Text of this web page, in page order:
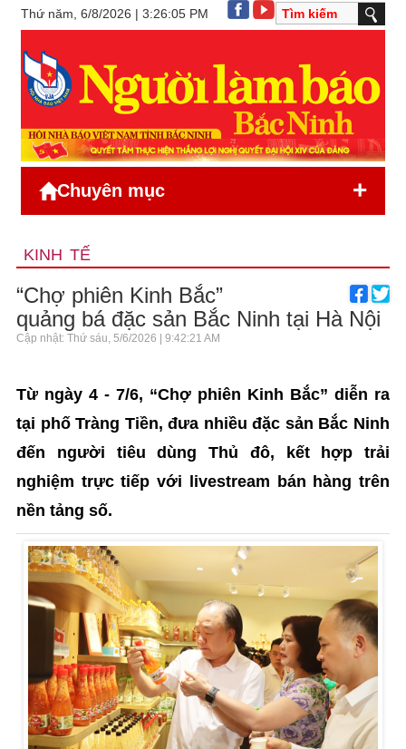
Thứ năm, 6/8/2026 | 3:26:05 PM
Chuyên mục +
KINH TẾ
“Chợ phiên Kinh Bắc”
quảng bá đặc sản Bắc Ninh tại Hà Nội
Cập nhật: Thứ sáu, 5/6/2026 | 9:42:21 AM
Từ ngày 4 - 7/6, “Chợ phiên Kinh Bắc” diễn ra
tại phố Tràng Tiền, đưa nhiều đặc sản Bắc Ninh
đến người tiêu dùng Thủ đô, kết hợp trải
nghiệm trực tiếp với livestream bán hàng trên
nền tảng số.